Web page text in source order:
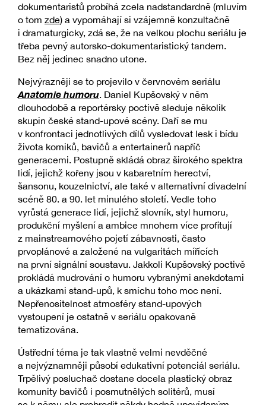
dokumentaristů probíhá zcela nadstandardně (mluvím
o tom zde) a vypomáhají si vzájemně konzultačně
i dramaturgicky, zdá se, že na velkou plochu seriálu je
třeba pevný autorsko-dokumentaristický tandem.
Bez něj jedinec snadno utone.
Nejvýrazněji se to projevilo v červnovém seriálu
Anatomie humoru. Daniel Kupšovský v něm
dlouhodobě a reportérsky poctivě sleduje několik
skupin české stand-upové scény. Daří se mu
v konfrontaci jednotlivých dílů vysledovat lesk i bídu
života komiků, bavičů a entertainerů napříč
generacemi. Postupně skládá obraz širokého spektra
lidí, jejichž kořeny jsou v kabaretním herectví,
šansonu, kouzelnictví, ale také v alternativní divadelní
scéně 80. a 90. let minulého století. Vedle toho
vyrůstá generace lidí, jejichž slovník, styl humoru,
produkční myšlení a ambice mnohem více profitují
z mainstreamového pojetí zábavnosti, často
prvoplánové a založené na vulgaritách mířících
na první signální soustavu. Jakkoli Kupšovský poctivě
prokládá mudrování o humoru vybranými anekdotami
a ukázkami stand-upů, k smíchu toho moc není.
Nepřenositelnost atmosféry stand-upových
vystoupení je ostatně v seriálu opakovaně
tematizována.
Ústřední téma je tak vlastně velmi nevděčné
a nejvýznamněji působí edukativní potenciál seriálu.
Trpělivý posluchač dostane docela plastický obraz
komunity bavičů i posmutnělých solitérů, musí